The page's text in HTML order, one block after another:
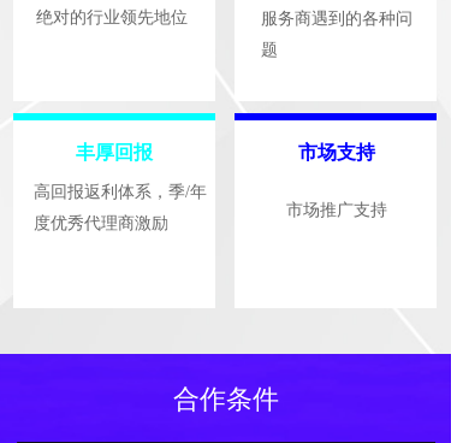
绝对的行业领先地位
服务商遇到的各种问
题
丰厚回报
高回报返利体系，季/年
度优秀代理商激励
市场支持
市场推广支持
合作条件